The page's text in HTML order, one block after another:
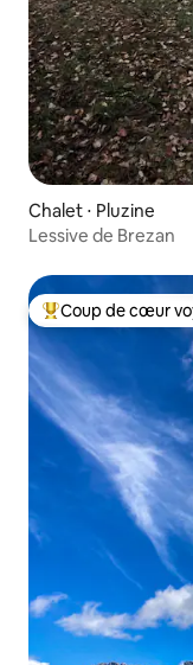
Chalet ⋅ Pluzine
Lessive de Brezan
Coups de cœur
Coup de cœur